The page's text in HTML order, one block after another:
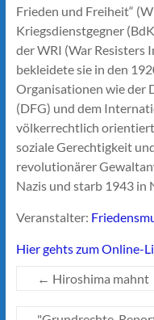
Frieden und Freiheit“
Kriegsdienstgegner
der WRI (War Resisters
bekleidete sie in den
Organisationen wie der
(DFG) und dem
völkerrechtlich
soziale Gerechtigkeit
revolutionärer
Nazis und starb 1943 in
Veranstalter:
Hier gehts zum Online-
← Hiroshima mahnt